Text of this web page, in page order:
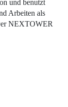
und benutzt
Arbeiten als
NEXTOWER